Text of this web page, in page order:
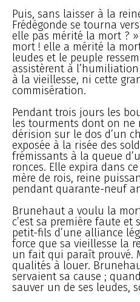
Puis, sans laisser à la
Frédégonde se tourna
elle pas mérité la mort ?
mort ! elle a mérité la
leudes et le peuple
assistèrent à
à la vieillesse, ni cette
commisération.
Pendant trois jours les
les tourments dont on ne
dérision sur le dos d’un
exposée à la risée des
frémissants à la queue
ronces. Elle expira dans
mère de rois, reine
pendant quarante-neuf
Brunehaut a voulu la
c’est sa première faute
petit-fils d’une alliance
force que sa vieillesse la
un fait qui paraît prouvé.
qualités à louer.
servaient sa cause ;
sauver un de ses leudes,